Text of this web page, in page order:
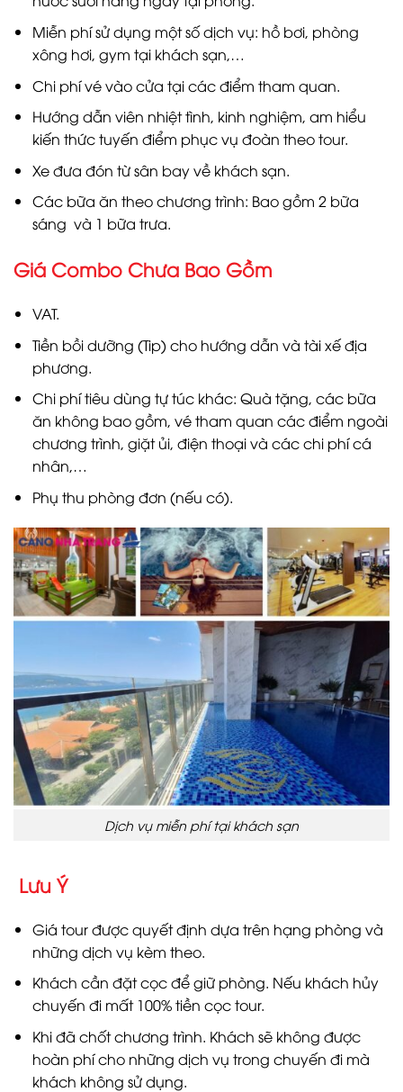
Miễn phí sử dụng một số dịch vụ: hồ bơi, phòng
xông hơi, gym tại khách sạn,…
Chi phí vé vào cửa tại các điểm tham quan.
Hướng dẫn viên nhiệt tình, kinh nghiệm, am hiểu
kiến thức tuyến điểm phục vụ đoàn theo tour.
Xe đưa đón từ sân bay về khách sạn.
Các bữa ăn theo chương trình: Bao gồm 2 bữa
sáng và 1 bữa trưa.
Giá Combo Chưa Bao Gồm
VAT.
Tiền bồi dưỡng (Tip) cho hướng dẫn và tài xế địa
phương.
Chi phí tiêu dùng tự túc khác: Quà tặng, các bữa
ăn không bao gồm, vé tham quan các điểm ngoài
chương trình, giặt ủi, điện thoại và các chi phí cá
nhân,…
Phụ thu phòng đơn (nếu có).
Dịch vụ miễn phí tại khách sạn
Lưu Ý
Giá tour được quyết định dựa trên hạng phòng và
những dịch vụ kèm theo.
Khách cần đặt cọc để giữ phòng. Nếu khách hủy
chuyến đi mất 100% tiền cọc tour.
Khi đã chốt chương trình. Khách sẽ không được
hoàn phí cho những dịch vụ trong chuyến đi mà
khách không sử dụng.